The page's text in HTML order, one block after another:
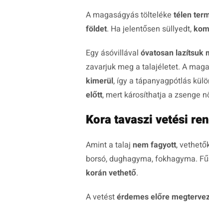
A magaságyás tölteléke télen
földet. Ha jelentősen süllyedt,
Egy ásóvillával óvatosan lazítsuk
zavarjuk meg a talajéletet. A
kimerül, így a tápanyagpótlás
előtt, mert károsíthatja a zsenge
Kora tavaszi vetési
Amint a talaj nem fagyott,
borsó, dughagyma, fokhagyma.
korán vethető.
A vetéstérdemes előre